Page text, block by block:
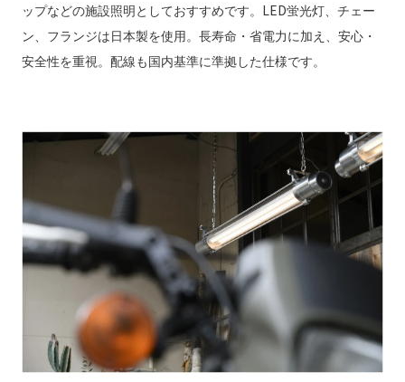
ップなどの施設照明としておすすめです。LED蛍光灯、チェー
ン、フランジは日本製を使用。長寿命・省電力に加え、安心・
安全性を重視。配線も国内基準に準拠した仕様です。